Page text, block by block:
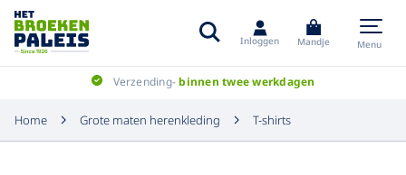
Inloggen Mandje Menu
Verzending- binnen twee werkdagen
Home Grote maten herenkleding T-shirts